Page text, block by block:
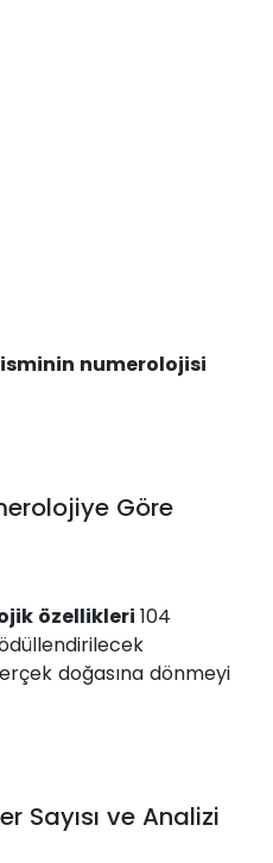
numerolojisi
Göre
özellikleri 104
doğasına dönmeyi
Sayısı ve Analizi